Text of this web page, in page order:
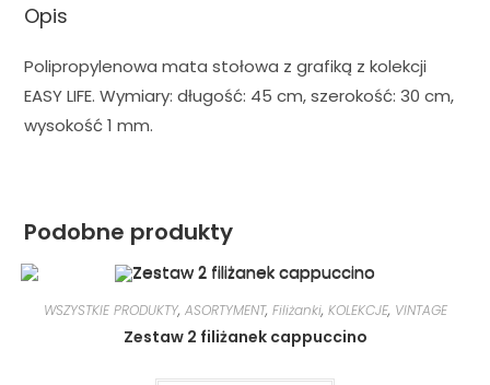
Opis
Polipropylenowa mata stołowa z grafiką z kolekcji
EASY LIFE. Wymiary: długość: 45 cm, szerokość: 30 cm,
wysokość 1 mm.
Podobne produkty
WSZYSTKIE PRODUKTY, ASORTYMENT, Filiżanki, KOLEKCJE, VINTAGE
Zestaw 2 filiżanek cappuccino